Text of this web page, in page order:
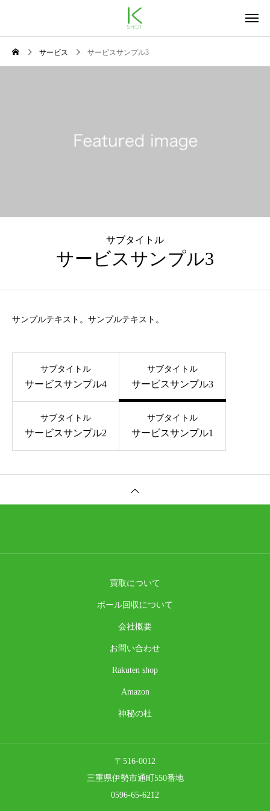
サービス サービスサンプル3
サブタイトル
サービスサンプル3
サンプルテキスト。サンプルテキスト。
サブタイトル
サービスサンプル4
サブタイトル
サービスサンプル3
サブタイトル
サービスサンプル2
サブタイトル
サービスサンプル1
買取について
ボール回収について
会社概要
お問い合わせ
Rakuten shop
Amazon
神秘の杜
〒516-0012
三重県伊勢市通町550番地
0596-65-6212